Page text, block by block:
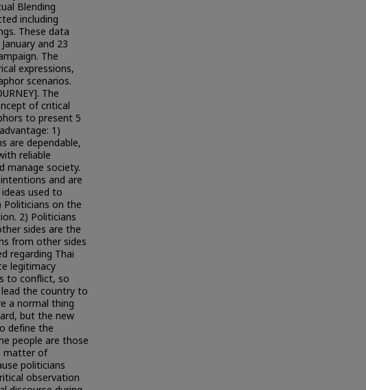
Blending
including
These data
and 23
The
expressions,
scenarios.
The
of critical
to present 5
1)
are dependable,
reliable
manage society.
and are
used to
on the
2) Politicians
sides are the
from other sides
regarding Thai
legitimacy
to conflict, so
the country to
a normal thing
but the new
define the
people are those
matter of
politicians
observation